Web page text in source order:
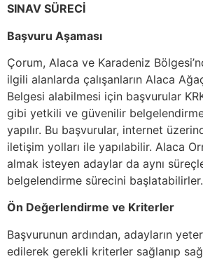
SINAV SÜRECİ
Başvuru Aşaması
Çorum, Alaca ve Karadeniz
ilgili alanlarda çalışanların Alaca
Belgesi alabilmesi için başvurular
gibi yetkili ve güvenilir
yapılır. Bu başvurular, internet
iletişim yolları ile yapılabilir. Alaca
almak isteyen adaylar da aynı
belgelendirme sürecini başlatabilirler.
Ön Değerlendirme ve Kriterler
Başvurunun ardından, adayların
edilerek gerekli kriterler sağlanıp